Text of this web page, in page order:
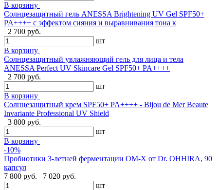
В корзину
Солнцезащитный гель ANESSA Brightening UV Gel SPF50+
PA++++ с эффектом сияния и выравнивания тона к
2 700 руб.
шт
В корзину
Солнцезащитный увлажняющий гель для лица и тела
ANESSA Perfect UV Skincare Gel SPF50+ PA++++
2 700 руб.
шт
В корзину
Cолнцезащитный крем SPF50+ PA++++ - Bijou de Mer Beaute
Invariante Professional UV Shield
3 800 руб.
шт
В корзину
-10%
Пробиотики 3-летней ферментации OM-X от Dr. OHHIRA, 90
капсул
7 800 руб.
7 020 руб.
шт